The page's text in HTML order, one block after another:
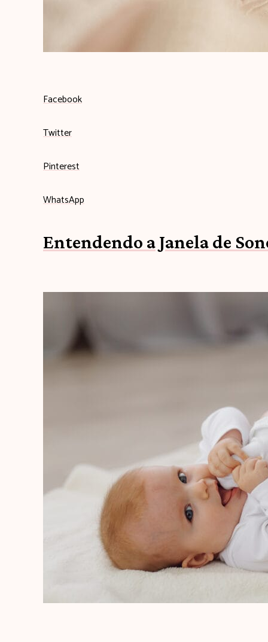
Facebook
Twitter
Pinterest
WhatsApp
Entendendo a Janela de